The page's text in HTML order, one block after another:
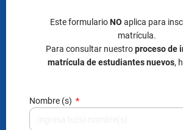
Este formularioNO aplica para
matrícula.
Para consultar nuestroproceso de
matrícula de estudiantes nuevos,
Nombre (s)